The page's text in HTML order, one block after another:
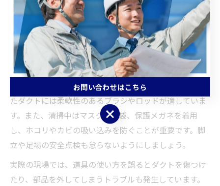
掃道具の活用が欠かせません。代表的な道具としては、
ダクト用ブラシ、伸縮式ロッド、集塵機、高圧洗浄機な
どがあります。これらを使うことで、手の届きにくいダ
クト内部のホコリや油汚れも効果的に除去できます。
道具選びのポイントは、作業するダクトの形状や長さに
適したものを選定することです。例えば、曲がりくねっ
たダクトには柔軟性のあるブラシやロッドが適していま
す。また、清掃中はマスクや手袋、保護メガネを着用
し、ホコリやカビの吸い込みを防ぐことが重要です。脚
立や足場の安全点検も怠らないようにしましょう。
実際の現場では、道具の使い方を誤るとダクトを傷つけ
たり、部品を外してしまうトラブルも発生しています。
お問い合わせはこちら
お問い合わせはこちら